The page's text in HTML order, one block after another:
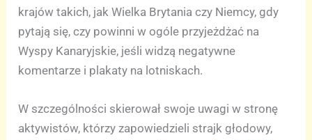
krajów takich, jak Wielka Brytania czy Niemcy, gdy
pytają się, czy powinni w ogóle przyjeżdżać na
Wyspy Kanaryjskie, jeśli widzą negatywne
komentarze i plakaty na lotniskach.
W szczególności skierował swoje uwagi w stronę
aktywistów, którzy zapowiedzieli strajk głodowy,